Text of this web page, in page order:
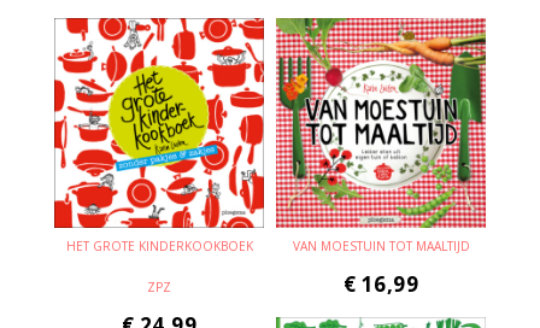
HET GROTE KINDERKOOKBOEK
ZPZ
VAN MOESTUIN TOT MAALTIJD
€ 16,99